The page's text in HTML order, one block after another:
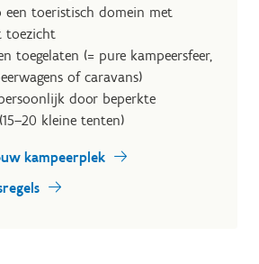
een toeristisch domein met
toezicht
toegelaten (= pure kampeersfeer,
of caravans)
door beperkte
kleine tenten)
kampeerplek